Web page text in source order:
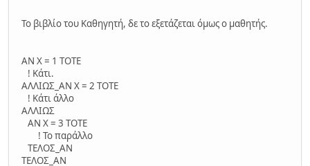
Το βιβλίο του Καθηγητή, δε το εξετάζεται όμως ο μαθητής.
ΑΝ Χ = 1 ΤΟΤΕ
! Κάτι.
ΑΛΛΙΩΣ_ΑΝ Χ = 2 ΤΟΤΕ
! Κάτι άλλο
ΑΛΛΙΩΣ
ΑΝ Χ = 3 ΤΟΤΕ
! Το παράλλο
ΤΕΛΟΣ_ΑΝ
ΤΕΛΟΣ_ΑΝ